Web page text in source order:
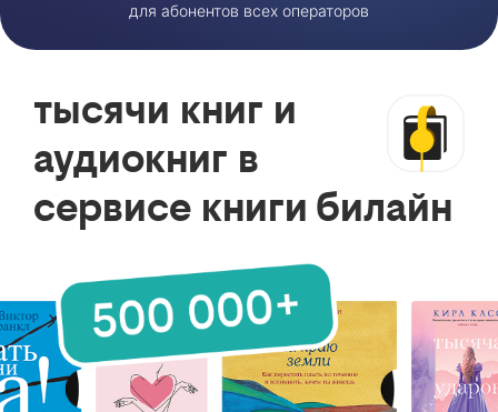
для абонентов всех операторов
тысячи книг и
аудиокниг в
сервисе книги билайн